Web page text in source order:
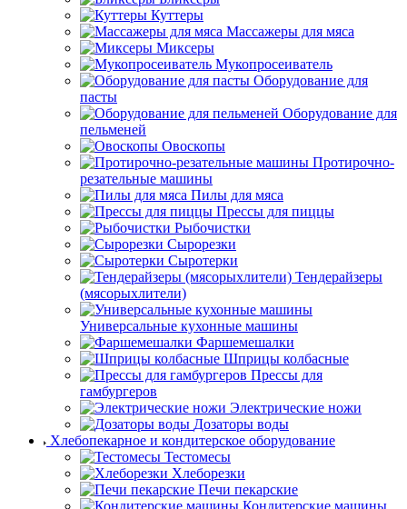
Куттеры
Массажеры для мяса
Миксеры
Мукопросеиватель
Оборудование для
пасты
Оборудование для
пельменей
Овоскопы
Протирочно-
резательные машины
Пилы для мяса
Прессы для пиццы
Рыбочистки
Сырорезки
Сыротерки
Тендерайзеры
(мясорыхлители)
Универсальные кухонные машины
Фаршемешалки
Шприцы колбасные
Прессы для
гамбургеров
Электрические ножи
Дозаторы воды
Хлебопекарное и кондитерское оборудование
Тестомесы
Хлеборезки
Печи пекарские
Кондитерские машины